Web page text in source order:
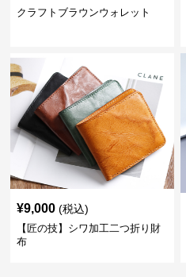
クラフトブラウンウォレット
¥9,000 (税込)
【匠の技】シワ加工二つ折り財
布